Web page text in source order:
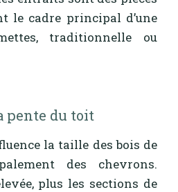
le cadre principal d’une
traditionnelle ou
pente du toit
la taille des bois de
des chevrons.
plus les sections de